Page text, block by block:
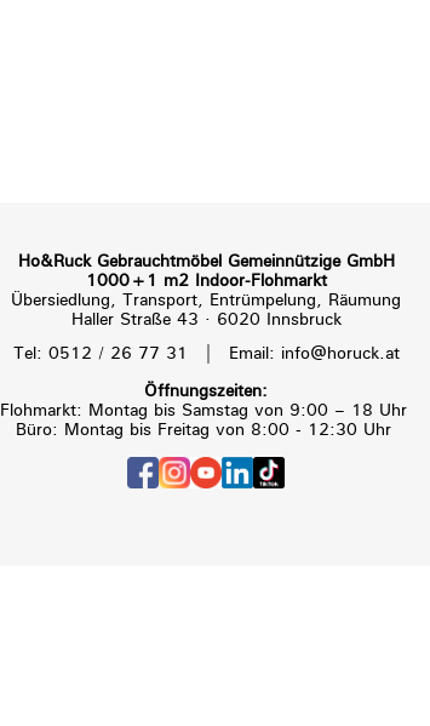
Ho&Ruck Gebrauchtmöbel Gemeinnützige GmbH
1000+1 m2 Indoor-Flohmarkt
Übersiedlung, Transport, Entrümpelung, Räumung
Haller Straße 43 · 6020 Innsbruck
Tel: 0512 / 26 77 31
|
Email: info@horuck.at
Öffnungszeiten:
Flohmarkt: Montag bis Samstag von 9:00 – 18 Uhr
Büro: Montag bis Freitag von 8:00 - 12:30 Uhr